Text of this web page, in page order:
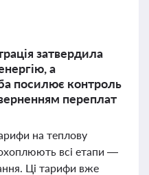
затвердила
а
посилює контроль
переплат
на теплову
охоплюють всі етапи —
Ці тарифи вже